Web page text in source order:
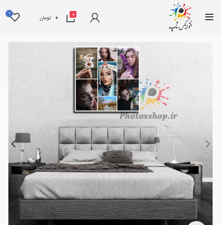
0
0 تومان
0